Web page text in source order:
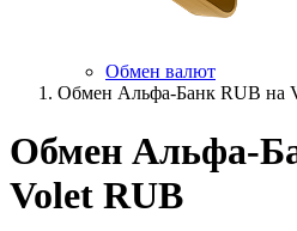
Обмен валют
Обмен Альфа-Банк RUB на
Обмен Альфа-
Volet RUB